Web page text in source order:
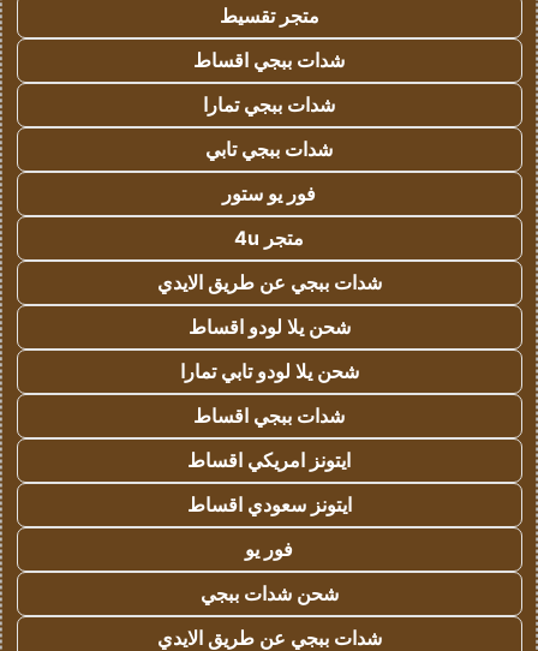
متجر تقسيط
شدات ببجي اقساط
شدات ببجي تمارا
شدات ببجي تابي
فور يو ستور
متجر 4u
شدات ببجي عن طريق الايدي
شحن يلا لودو اقساط
شحن يلا لودو تابي تمارا
شدات ببجي اقساط
ايتونز امريكي اقساط
ايتونز سعودي اقساط
فور يو
شحن شدات ببجي
شدات ببجي عن طريق الايدي